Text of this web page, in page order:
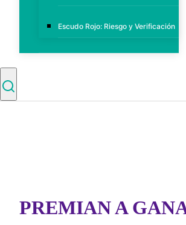
Escudo Rojo: Riesgo y Verificación
PREMIAN A